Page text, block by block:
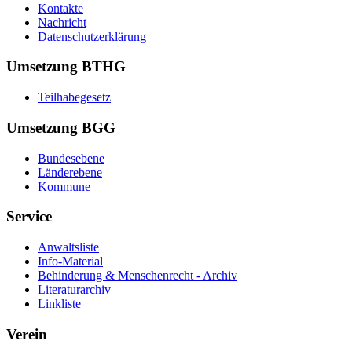
Kontakte
Nachricht
Datenschutzerklärung
Umsetzung BTHG
Teilhabegesetz
Umsetzung BGG
Bundesebene
Länderebene
Kommune
Service
Anwaltsliste
Info-Material
Behinderung & Menschenrecht - Archiv
Literaturarchiv
Linkliste
Verein